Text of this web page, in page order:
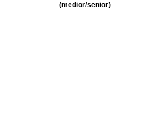
(medior/senior)